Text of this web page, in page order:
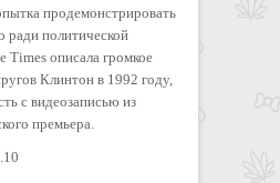
продемонстрировать
ради политической
Times описала громкое
Клинтон в 1992 году,
с видеозаписью из
премьера.